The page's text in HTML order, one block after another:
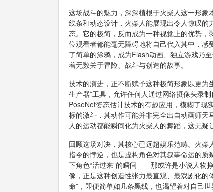
这场战斗的魅力，深深植根于火柴人这一形
线条和动态设计，火柴人能展现出令人惊叹
态。它的极简，反而成为一种视觉上的优势
位观看者都能毫无障碍地将自己代入其中，
了简单的涂鸦，成为Flash动画、独立游戏乃
着无数关于冒险、战斗与创造的故事。
技术的演进，正不断赋予这种极简形象以更
生产器”工具，允许任何人通过网络摄像头录
PoseNet姿态估计技术的有趣应用，模糊了
标的激斗，其动作可能并非完全出自动画师
人的运动都能瞬间化为火柴人的舞蹈，这无疑
回顾这场对决，其核心已远超娱乐范畴。火
指令的悖逆，也是虚构角色对其叙事命运的
下角色“活过来”的瞬间——那或许是小说人物
像，正是这种创造性张力最直观、最戏剧化
命”，即便简单如几条黑线，也渴望着对自己世